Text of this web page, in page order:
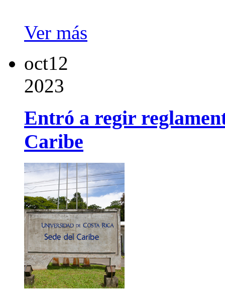
Ver más
oct12
2023
Entró a regir
Caribe